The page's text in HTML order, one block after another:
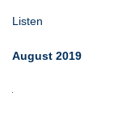
Listen
August 2019